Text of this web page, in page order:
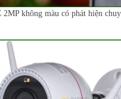
không màu có phát hiện